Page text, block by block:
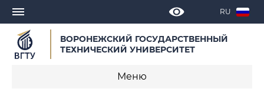
RU
ВОРОНЕЖСКИЙ ГОСУДАРСТВЕННЫЙ
ТЕХНИЧЕСКИЙ УНИВЕРСИТЕТ
Меню